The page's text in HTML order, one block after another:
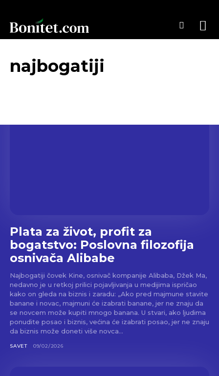
najbogatiji
Plata za život, profit za
bogatstvo: Poslovna filozofija
osnivača Alibabe
Najbogatiji čovek Kine, osnivač kompanije Alibaba, Džek Ma,
nedavno je u retkoj prilici pojavljivanja u medijima ispričao
kako on gleda na biznis i zaradu: „Ako pred majmune stavite
banane i novac, majmuni će izabrati banane, jer ne znaju da
se novcem može kupiti mnogo banana. U stvari, ako ljudima
ponudite posao i biznis, većina će izabrati posao, jer ne znaju
da biznis može doneti više novca...
SAVET 09/02/2026